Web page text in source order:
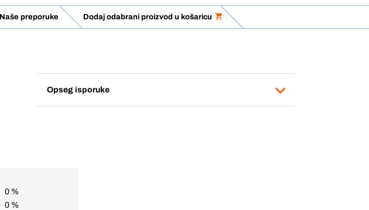
Naše preporuke Dodaj odabrani proizvod u košaricu
Opseg isporuke
0 %
0 %